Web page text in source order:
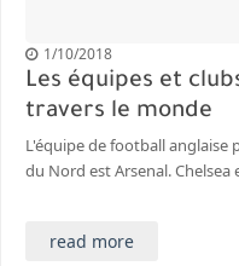
1/10/2018
Les équipes et
travers le monde
L'équipe de football anglaise
du Nord est Arsenal.
read more